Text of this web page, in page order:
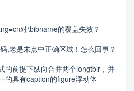
对\bibname的覆盖失效？
,老是未点中正确区域！怎么回事？
的前提下纵向合并两个longtblr，并
的具有caption的figure浮动体